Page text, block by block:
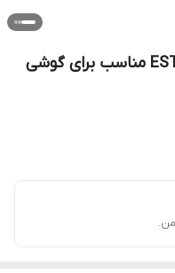
کاور طرح سوکول مدل ESTANDSHO مناسب برای گوشی